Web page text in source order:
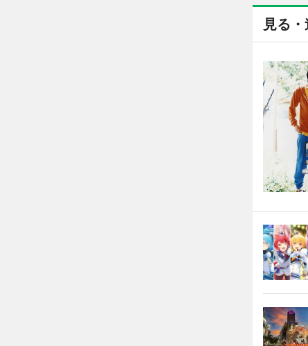
見る